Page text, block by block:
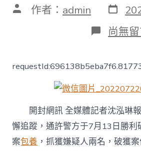
文 作者： admin 發
表
日
期
在
〈偷
飾
竊
金
人
結
伙
屢
尚無
開封網訊 全媒體記者沈泓琳
懈追蹤，通許警方于7月13日勝利
案包養 ，抓獲嫌疑人兩名，破獲